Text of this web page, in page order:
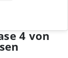
4 von